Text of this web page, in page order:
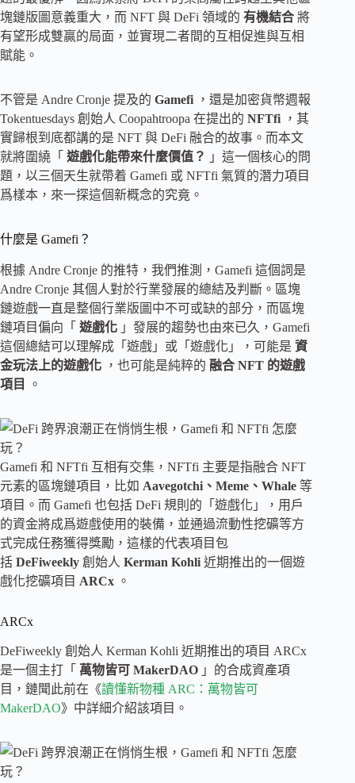
塊鏈版圖意義重大，而 NFT 與 DeFi 領域的 有機結合 將
有望形成雙贏的局面，並實現二者間的互相促進與互相
賦能。
不管是 Andre Cronje 提及的 Gamefi ，還是加密貨幣週報
Tokentuesdays 創始人 Coopahtroopa 在提出的 NFTfi ，其
實歸根到底都講的是 NFT 與 DeFi 融合的故事。而本文
就將圍繞「 遊戲化能帶來什麼價值？
」這一個核心的問
題，以三個天生就帶着 Gamefi 或 NFTfi 氣質的潛力項目
爲樣本，來一探這個新概念的究竟。
什麼是 Gamefi？
根據 Andre Cronje 的推特，我們推測，Gamefi 這個詞是
Andre Cronje 其個人對於行業發展的總結及判斷。區塊
鏈遊戲一直是整個行業版圖中不可或缺的部分，而區塊
鏈項目偏向「 遊戲化 」發展的趨勢也由來已久，Gamefi
這個總結可以理解成「遊戲」或「遊戲化」，可能是 資
金玩法上的遊戲化 ，也可能是純粹的 融合 NFT 的遊戲
項目
。
Gamefi 和 NFTfi 互相有交集，NFTfi 主要是指融合 NFT
元素的區塊鏈項目，比如 Aavegotchi、Meme、Whale 等
項目。而 Gamefi 也包括 DeFi 規則的「遊戲化」，用戶
的資金將成爲遊戲使用的裝備，並通過流動性挖礦等方
式完成任務獲得獎勵，這樣的代表項目包
括 DeFiweekly 創始人 Kerman Kohli 近期推出的一個遊
戲化挖礦項目 ARCx 。
ARCx
DeFiweekly 創始人 Kerman Kohli 近期推出的項目 ARCx
是一個主打「 萬物皆可 MakerDAO 」的合成資產項
目，鏈聞此前在《讀懂新物種 ARC：萬物皆可
MakerDAO》中詳細介紹該項目。